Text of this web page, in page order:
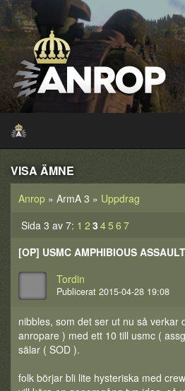
VISA ÄMNE
Anrop » ArmA 3 » Uppdrag
Sida 3 av 7: 1 2 3 45 6 7
[OP] USMC AMPHIBIOUS
Tordin
Publicerat 2015-04-28 19:08
nibbles, som det ser ut nu så verkar
anropare ) med ett 10 till usmc (
sälar ( SOD ).
folk börjar bli lite hysteriska med